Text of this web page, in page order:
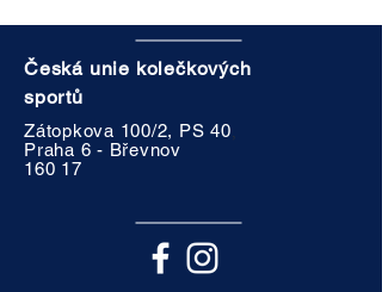
Česká unie kolečkových
sportů
Zátopkova 100/2, PS 40,
Praha 6 - Břevnov
160 17